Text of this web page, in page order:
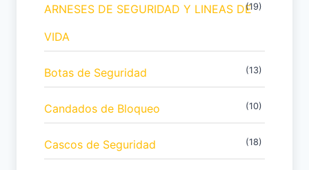
ARNESES DE SEGURIDAD Y LINEAS DE
VIDA
(19)
Botas de Seguridad (13)
Candados de Bloqueo (10)
Cascos de Seguridad (18)